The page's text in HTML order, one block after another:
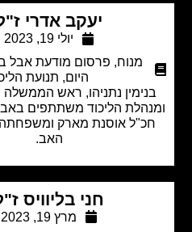
יעקב אדרי ז"ל
מנוח,
פרסום מודעת אבל בעיתון
תנועת הליכוד
נתניהו, ראש הממשלה ויו"ר
הליכוד משתתפים באבלם
אוסנת מארק ומשפחתה על
חני בליוויס ז"ל
מרץ 19, 2023